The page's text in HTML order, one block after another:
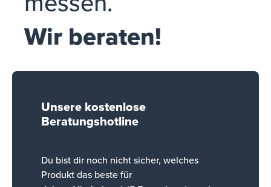
Wir beraten!
Unsere kostenlose
Beratungshotline
Du bist dir noch nicht sicher, welches
Produkt das beste für